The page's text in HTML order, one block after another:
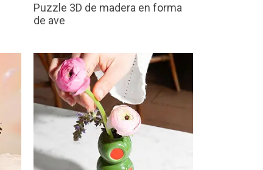
Puzzle 3D de madera en forma
de ave